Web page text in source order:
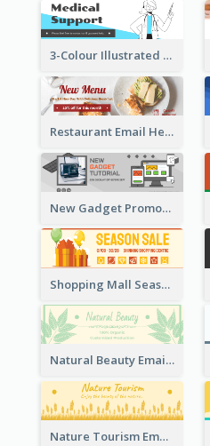
3-Colour Illustrated Email Header About Medical Support Service
Restaurant Email Header With Photo Of Meal
New Gadget Promote Email Header
Shopping Mall Season Sale Email Header
Natural Beauty Email Header
Nature Tourism Email Header